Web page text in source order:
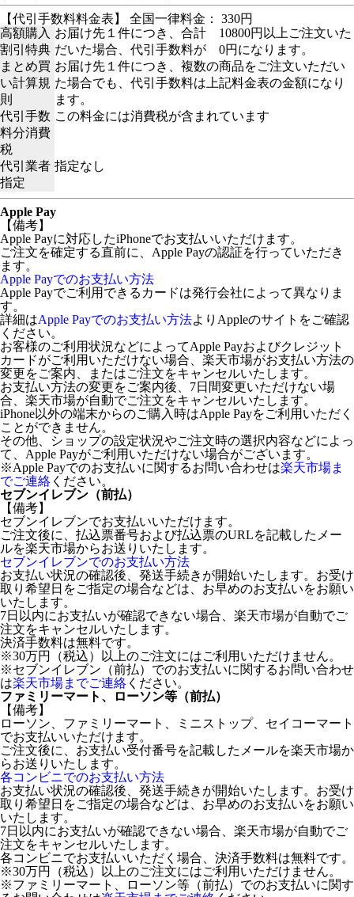
【代引手数料料金表】 全国一律料金： 330円
高額購入
割引特典
お届け先１件につき、合計 10800円以上ご注文いた
だいた場合、代引手数料が 0円になります。
まとめ買
い計算規
則
お届け先１件につき、複数の商品をご注文いただい
た場合でも、代引手数料は上記料金表の金額になり
ます。
代引手数
料分消費
税
この料金には消費税が含まれています
代引業者
指定
指定なし
Apple Pay
【備考】
Apple Payに対応したiPhoneでお支払いいただけます。
ご注文を確定する直前に、Apple Payの認証を行っていただき
ます。
Apple Payでのお支払い方法
Apple Payでご利用できるカードは発行会社によって異なりま
す。
詳細はApple Payでのお支払い方法よりAppleのサイトをご確認
ください。
お客様のご利用状況などによってApple Payおよびクレジット
カードがご利用いただけない場合、楽天市場がお支払い方法の
変更をご案内、またはご注文をキャンセルいたします。
お支払い方法の変更をご案内後、7日間変更いただけない場
合、楽天市場が自動でご注文をキャンセルいたします。
iPhone以外の端末からのご購入時はApple Payをご利用いただく
ことができません。
その他、ショップの設定状況やご注文時の選択内容などによっ
て、Apple Payがご利用いただけない場合がございます。
※Apple Payでのお支払いに関するお問い合わせは楽天市場ま
でご連絡 ください。
セブンイレブン（前払）
【備考】
セブンイレブンでお支払いいただけます。
ご注文後に、払込票番号および払込票のURLを記載したメー
ルを楽天市場からお送りいたします。
セブンイレブンでのお支払い方法
お支払い状況の確認後、発送手続きが開始いたします。お受け
取り希望日をご指定の場合などは、お早めのお支払いをお願い
いたします。
7日以内にお支払いが確認できない場合、楽天市場が自動でご
注文をキャンセルいたします。
決済手数料は無料です。
※30万円（税込）以上のご注文にはご利用いただけません。
※セブンイレブン（前払）でのお支払いに関するお問い合わせ
は楽天市場までご連絡 ください。
ファミリーマート、ローソン等（前払）
【備考】
ローソン、ファミリーマート、ミニストップ、セイコーマート
でお支払いいただけます。
ご注文後に、お支払い受付番号を記載したメールを楽天市場か
らお送りいたします。
各コンビニでのお支払い方法
お支払い状況の確認後、発送手続きが開始いたします。お受け
取り希望日をご指定の場合などは、お早めのお支払いをお願い
いたします。
7日以内にお支払いが確認できない場合、楽天市場が自動でご
注文をキャンセルいたします。
各コンビニでお支払いいただく場合、決済手数料は無料です。
※30万円（税込）以上のご注文にはご利用いただけません。
※ファミリーマート、ローソン等（前払）でのお支払いに関す